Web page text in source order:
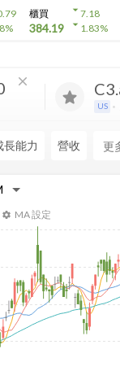
%
櫃買
384.19
arrow_drop_down7.18
arrow_drop_down1.83%
close
US
長能力 營收
settings MA 設定